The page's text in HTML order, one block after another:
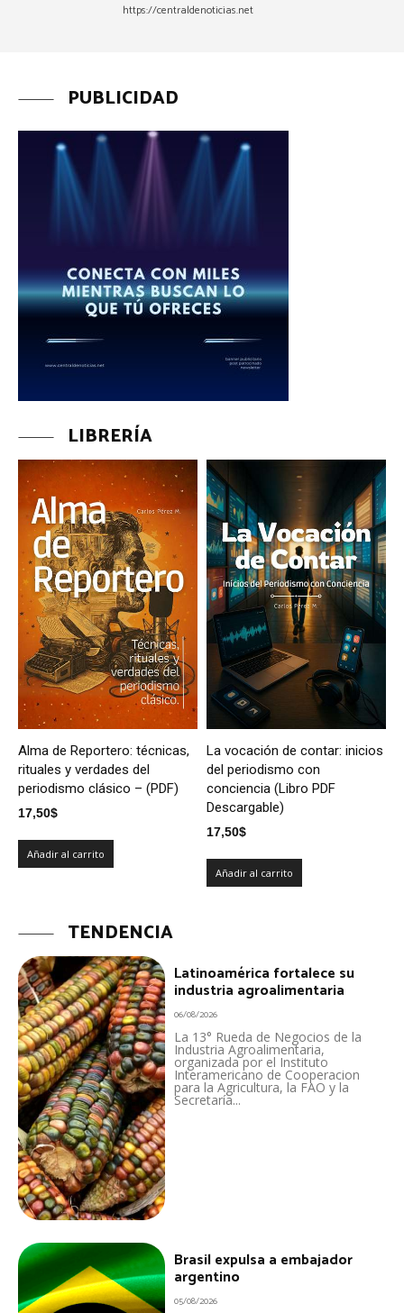
https://centraldenoticias.net
PUBLICIDAD
LIBRERÍA
Alma de Reportero: técnicas,
rituales y verdades del
periodismo clásico – (PDF)
17,50$
Añadir al carrito
La vocación de contar: inicios
del periodismo con
conciencia (Libro PDF
Descargable)
17,50$
Añadir al carrito
TENDENCIA
Latinoamérica fortalece su
industria agroalimentaria
06/08/2026
La 13° Rueda de Negocios de la
Industria Agroalimentaria,
organizada por el Instituto
Interamericano de Cooperacion
para la Agricultura, la FAO y la
Secretaría...
Brasil expulsa a embajador
argentino
05/08/2026